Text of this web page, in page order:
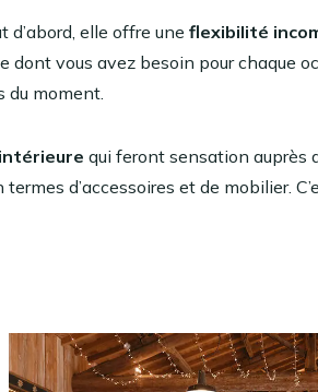
elle offre une flexibilité
vous avez besoin pour chaque
du moment.
qui feront sensation auprès
d’accessoires et de mobilier.